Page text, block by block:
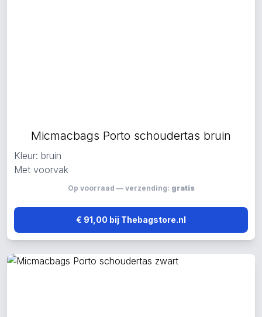
Micmacbags Porto schoudertas bruin
Kleur: bruin
Met voorvak
Op voorraad — verzending: gratis
€ 91,00 bij Thebagstore.nl